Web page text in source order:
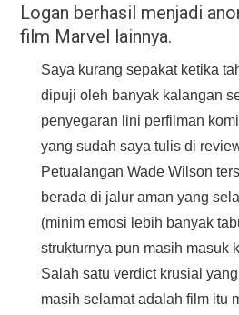
Logan berhasil menjadi
film Marvel lainnya.
Saya kurang sepakat ketika
dipuji oleh banyak kalangan
penyegaran lini perfilman
yang sudah saya tulis di
Petualangan Wade Wilson
berada di jalur aman yang
(minim emosi lebih banyak
strukturnya pun masih masuk
Salah satu verdict krusial
masih selamat adalah film itu